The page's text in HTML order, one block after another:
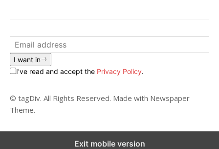
I want in
I've read and accept the Privacy Policy.
© tagDiv. All Rights Reserved. Made with Newspaper
Theme.
Exit mobile version